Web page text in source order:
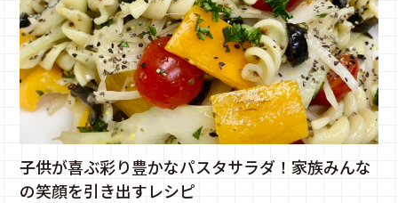
子供が喜ぶ彩り豊かなパスタサラダ！家族みんな
の笑顔を引き出すレシピ